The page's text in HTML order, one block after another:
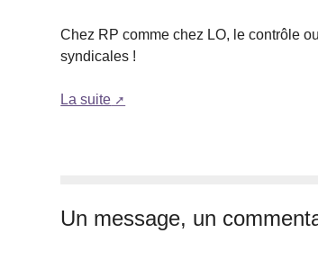
Chez RP comme chez LO, le contrôle
syndicales !
La suite
Un message, un